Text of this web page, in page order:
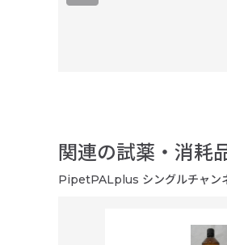
関連の試薬・消耗
PipetPALplus シングルチャン